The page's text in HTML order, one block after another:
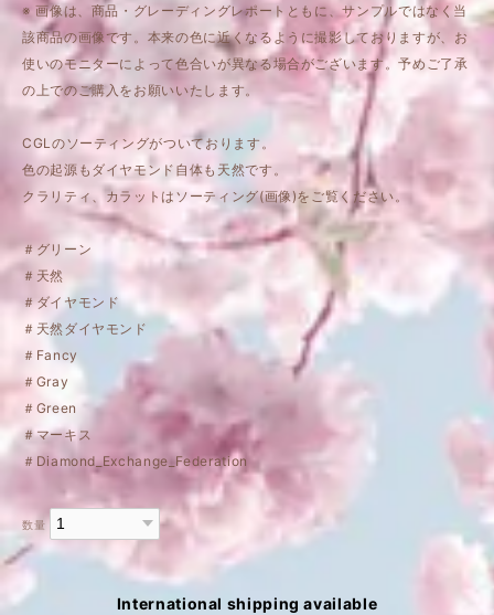
※ 画像は、商品・グレーディングレポートともに、サンプルではなく当
該商品の画像です。本来の色に近くなるように撮影しておりますが、お
使いのモニターによって色合いが異なる場合がございます。予めご了承
の上でのご購入をお願いいたします。
CGLのソーティングがついております。
色の起源もダイヤモンド自体も天然です。
クラリティ、カラットはソーティング(画像)をご覧ください。
＃グリーン
＃天然
＃ダイヤモンド
＃天然ダイヤモンド
＃Fancy
＃Gray
＃Green
＃マーキス
＃Diamond_Exchange_Federation
数量
International shipping available